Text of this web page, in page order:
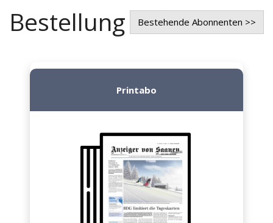
Bestellung Bestehende Abonnenten >>
Printabo